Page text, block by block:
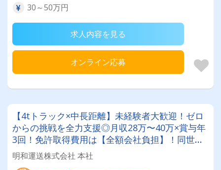
30～50万円
求人内容を見る
オンライン応募
【4tトラック×中長距離】未経験者大歓迎！ゼロ
からの挑戦を全力支援◎月収28万〜40万×賞与年
3回！免許取得費用は【全額会社負担】！同世代
の仲間と一緒に成長できる！将来を見据えて長く
働ける環境です
明和運送株式会社 本社